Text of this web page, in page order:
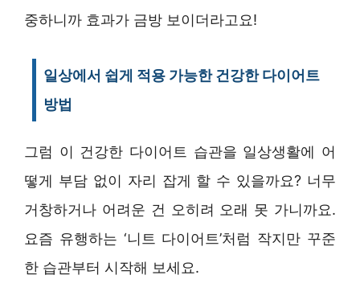
중하니까 효과가 금방 보이더라고요!
일상에서 쉽게 적용 가능한 건강한 다이어트
방법
그럼 이 건강한 다이어트 습관을 일상생활에 어
떻게 부담 없이 자리 잡게 할 수 있을까요? 너무
거창하거나 어려운 건 오히려 오래 못 가니까요.
요즘 유행하는 ‘니트 다이어트’처럼 작지만 꾸준
한 습관부터 시작해 보세요.